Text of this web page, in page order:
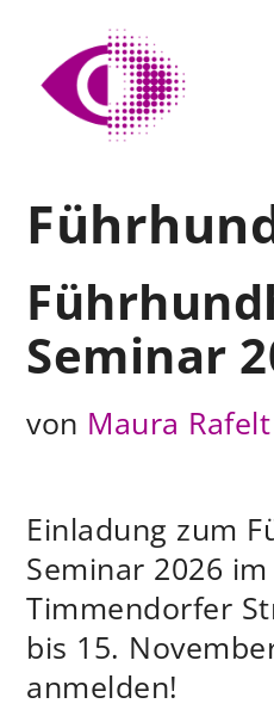
Inhalt
springen
Seminar
von Maura Rafelt
Einladung zum
Seminar 2026
Timmendorfer
bis 15.
anmelden!